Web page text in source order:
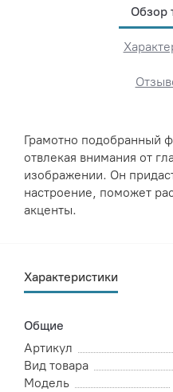
Обзор
Грамотно подобранный
отвлекая внимания от
изображении. Он
настроение, поможет
акценты.
Характеристики
Общие
Артикул
Вид товара
Модель